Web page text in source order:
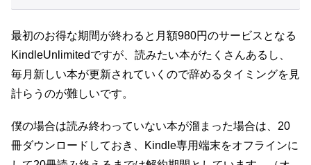
最初のお得な期間が終わると月額980円のサービスとなる
KindleUnlimitedですが、読みたい本がたくさんあるし、
毎月新しい本が更新されていくので辞めるタイミングを見
計らうのが難しいです。
僕の場合は読み終わっていない本が溜まった場合は、20
冊ダウンロードしておき、Kindle専用端末をオフラインに